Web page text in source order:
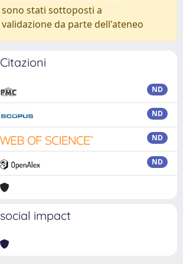
sono stati sottoposti a
validazione da parte dell'ateneo
Citazioni
ND
ND
ND
ND
social impact